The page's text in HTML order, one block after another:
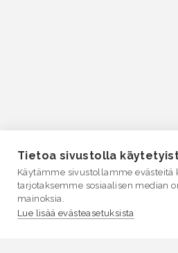
Tietoa sivustolla
Käytämme sivustollamme evästeitä
tarjotaksemme sosiaalisen median
mainoksia.
Lue lisää evästeasetuksista